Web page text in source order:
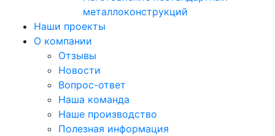
металлоконструкций
Наши проекты
О компании
Отзывы
Новости
Вопрос-ответ
Наша команда
Наше производство
Полезная информация